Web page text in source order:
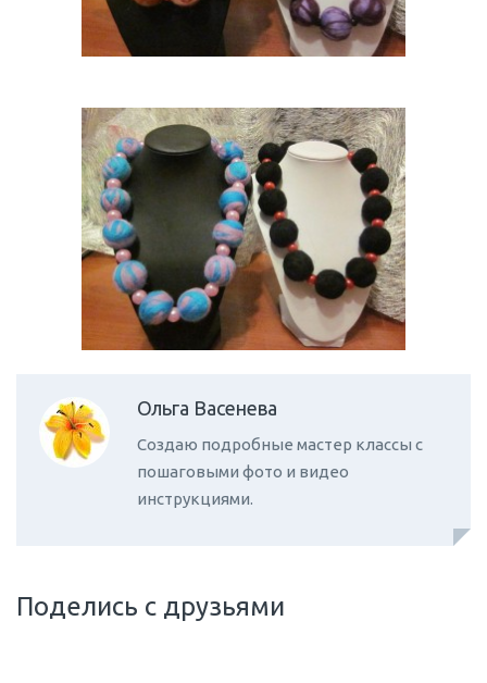
Ольга Васенева
Создаю подробные мастер классы с
пошаговыми фото и видео
инструкциями.
Поделись с друзьями